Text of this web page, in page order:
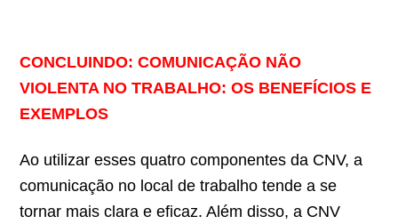
CONCLUINDO: COMUNICAÇÃO NÃO
VIOLENTA NO TRABALHO: OS BENEFÍCIOS E
EXEMPLOS
Ao utilizar esses quatro componentes da CNV, a
comunicação no local de trabalho tende a se
tornar mais clara e eficaz. Além disso, a CNV